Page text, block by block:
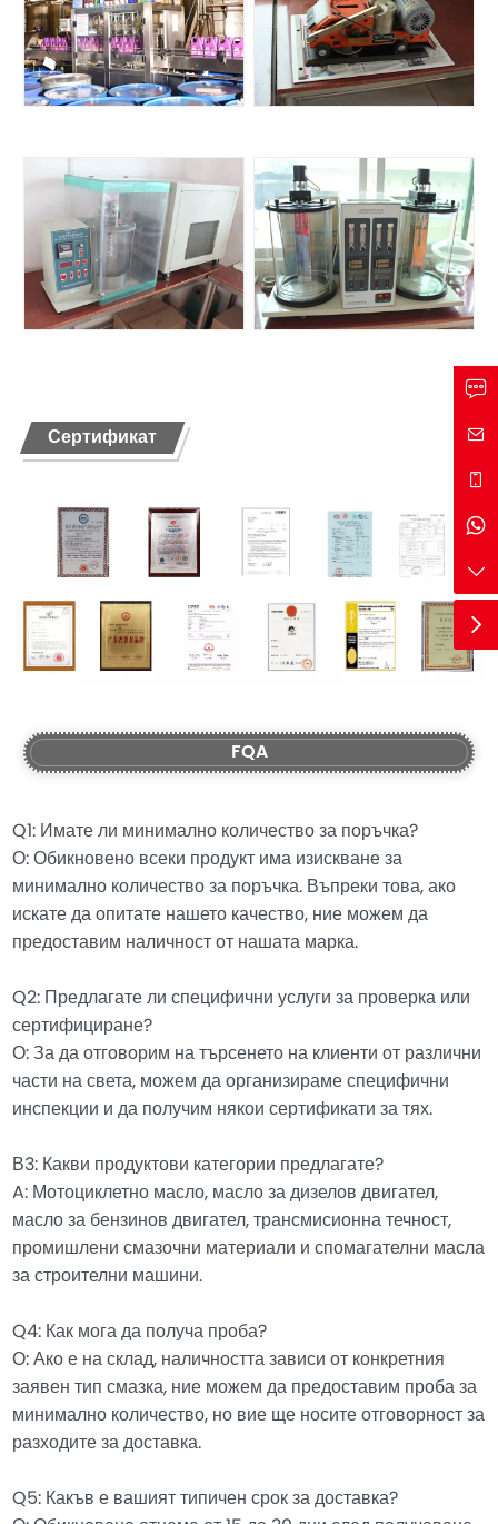
Сертификат
FQA
Q1: Имате ли минимално количество за поръчка?
О: Обикновено всеки продукт има изискване за
минимално количество за поръчка. Въпреки това, ако
искате да опитате нашето качество, ние можем да
предоставим наличност от нашата марка.
Q2: Предлагате ли специфични услуги за проверка или
сертифициране?
О: За да отговорим на търсенето на клиенти от различни
части на света, можем да организираме специфични
инспекции и да получим някои сертификати за тях.
В3: Какви продуктови категории предлагате?
A: Мотоциклетно масло, масло за дизелов двигател,
масло за бензинов двигател, трансмисионна течност,
промишлени смазочни материали и спомагателни масла
за строителни машини.
Q4: Как мога да получа проба?
О: Ако е на склад, наличността зависи от конкретния
заявен тип смазка, ние можем да предоставим проба за
минимално количество, но вие ще носите отговорност за
разходите за доставка.
Q5: Какъв е вашият типичен срок за доставка?